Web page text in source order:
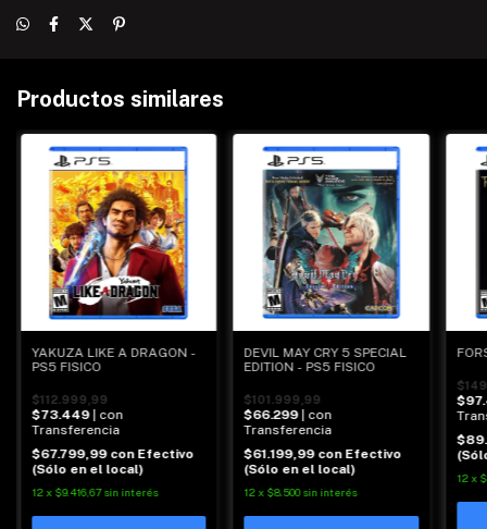
Productos similares
YAKUZA LIKE A DRAGON -
PS5 FISICO
$112.999,99
$73.449 | con
Transferencia
$67.799,99 con Efectivo
(Sólo en el local)
12 x $9.416,67 sin interés
DEVIL MAY CRY 5 SPECIAL
EDITION - PS5 FISICO
$101.999,99
$66.299 | con
Transferencia
$61.199,99 con Efectivo
(Sólo en el local)
12 x $8.500 sin interés
12 x